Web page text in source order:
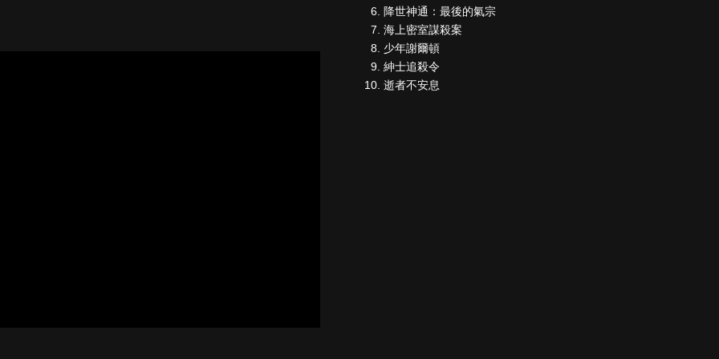
降世神通：最後的氣宗
海上密室謀殺案
少年謝爾頓
紳士追殺令
逝者不安息